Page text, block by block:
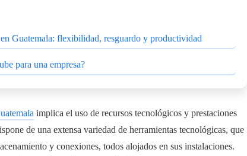
Guatemala: flexibilidad, resguardo y productividad
para una empresa?
implica el uso de recursos tecnológicos y prestaciones
de una extensa variedad de herramientas tecnológicas, que
y conexiones, todos alojados en sus instalaciones.